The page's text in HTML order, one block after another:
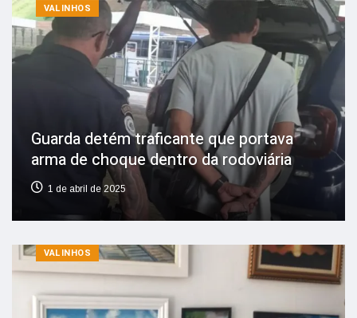
VALINHOS
Guarda detém traficante que portava
arma de choque dentro da rodoviária
1 de abril de 2025
VALINHOS